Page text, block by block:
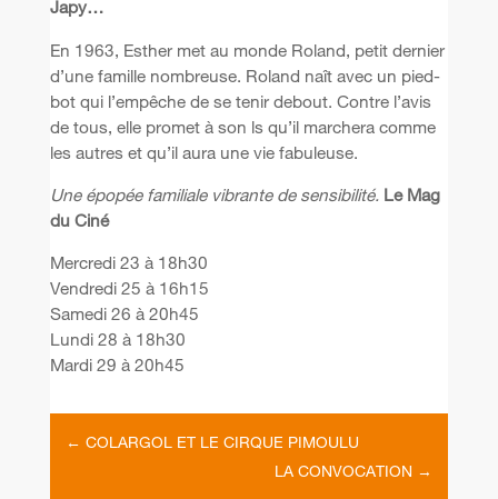
Japy…
En 1963, Esther met au monde Roland, petit dernier
d’une famille nombreuse. Roland naît avec un pied-
bot qui l’empêche de se tenir debout. Contre l’avis
de tous, elle promet à son ls qu’il marchera comme
les autres et qu’il aura une vie fabuleuse.
Une épopée familiale vibrante de sensibilité. Le Mag
du Ciné
Mercredi 23 à 18h30
Vendredi 25 à 16h15
Samedi 26 à 20h45
Lundi 28 à 18h30
Mardi 29 à 20h45
← COLARGOL ET LE CIRQUE PIMOULU
LA CONVOCATION →